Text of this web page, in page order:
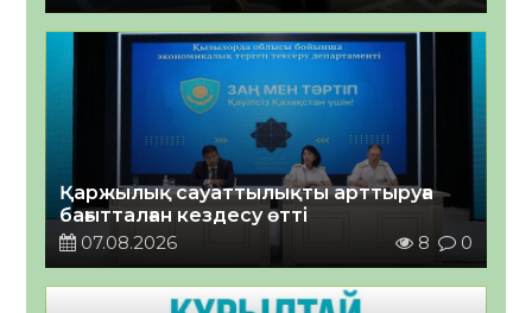
Қаржылық сауаттылықты арттыруға
бағытталған кездесу өтті
07.08.2026
8 0